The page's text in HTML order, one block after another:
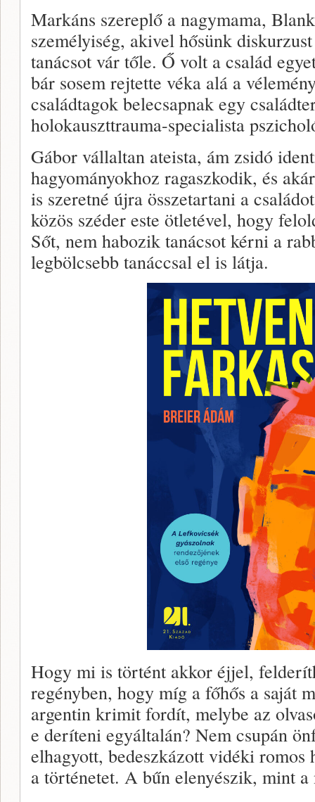
Markáns szereplő a nagymama,
személyiség, akivel hősünk
tanácsot vár tőle. Ő volt a család
bár sosem rejtette véka alá a
családtagok belecsapnak egy
holokauszttrauma-specialista
Gábor vállaltan ateista, ám zsidó
hagyományokhoz ragaszkodik, és
is szeretné újra összetartani a
közös széder este ötletével, hogy
Sőt, nem habozik tanácsot kérni a
legbölcsebb tanáccsal el is látja.
Hogy mi is történt akkor éjjel,
regényben, hogy míg a főhős a saját
argentin krimit fordít, melybe az
e deríteni egyáltalán? Nem csupán
elhagyott, bedeszkázott vidéki
a történetet. A bűn elenyészik, mint